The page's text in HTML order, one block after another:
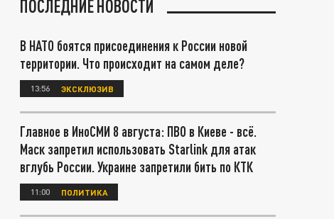
ПОСЛЕДНИЕ НОВОСТИ
В НАТО боятся присоединения к России новой
территории. Что происходит на самом деле?
13:56 ЭКСКЛЮЗИВ
Главное в ИноСМИ 8 августа: ПВО в Киеве - всё.
Маск запретил использовать Starlink для атак
вглубь России. Украине запретили бить по КТК
11:00 ПОЛИТИКА